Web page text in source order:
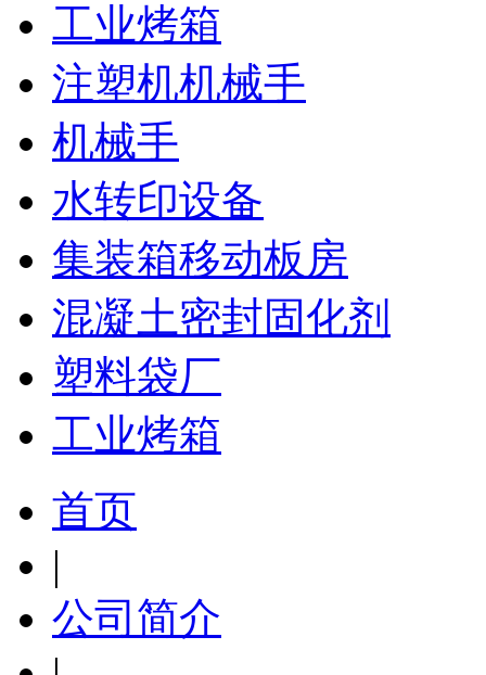
工业烤箱
注塑机机械手
机械手
水转印设备
集装箱移动板房
混凝土密封固化剂
塑料袋厂
工业烤箱
首页
|
公司简介